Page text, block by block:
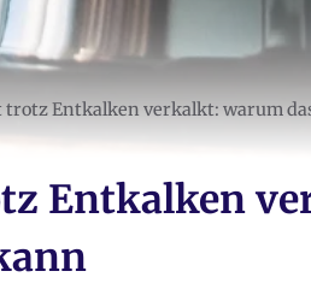
trotz Entkalken verkalkt: warum
Entkalken